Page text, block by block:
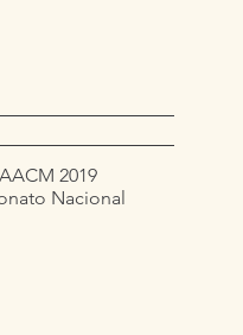
2019
Nacional